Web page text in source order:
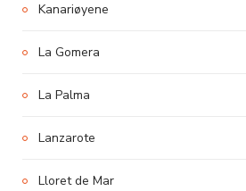
Kanariøyene
La Gomera
La Palma
Lanzarote
Lloret de Mar